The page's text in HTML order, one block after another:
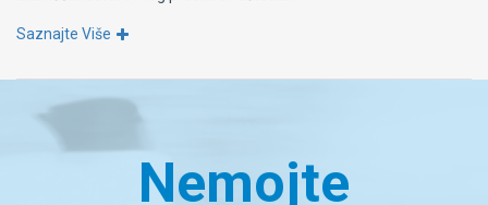
Saznajte Više
Nemojte